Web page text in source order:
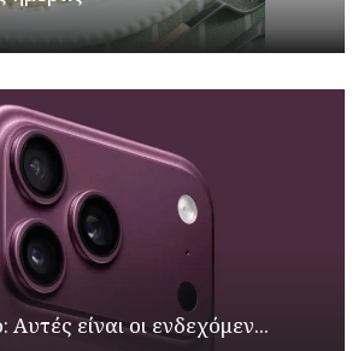
είναι οι ενδεχόμεν...